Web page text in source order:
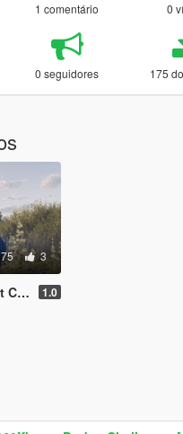
1 comentário 0
0 seguidores 175
3
1.0